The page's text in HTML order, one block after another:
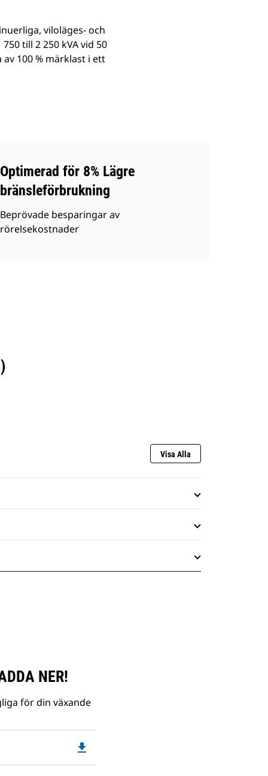
viloläges- och
till 2 250 kVA vid 50
100 % märklast i ett
Optimerad för 8% Lägre
bränsleförbrukning
Beprövade besparingar av
rörelsekostnader
Visa Alla
NER!
för din växande
file_download